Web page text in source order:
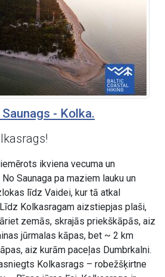
- Kolka.
ikviena vecuma un
Saunaga pa maziem lauku un
līdz Vaidei, kur tā atkal
Kolkasragam aizstiepjas plaši,
zemās, skrajās priekškāpās, aiz
jūrmalas kāpas, bet ~ 2 km
aiz kurām paceļas Dumbrkalni.
Kolkasrags – robežšķirtne